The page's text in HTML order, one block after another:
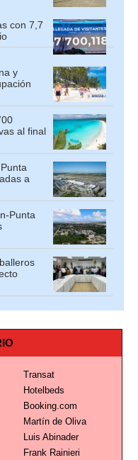
con 7,7
y
al final
a
Punta
Transat
Hotelbeds
Booking.com
Martín de Oliva
Luis Abinader
Frank Rainieri